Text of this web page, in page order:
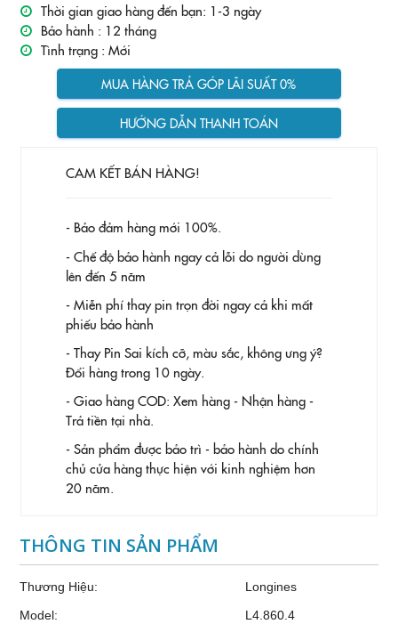
Thời gian giao hàng đến bạn: 1-3 ngày
Bảo hành : 12 tháng
Tình trạng : Mới
MUA HÀNG TRẢ GÓP LÃI SUẤT 0%
HƯỚNG DẪN THANH TOÁN
CAM KẾT BÁN HÀNG!
- Bảo đảm hàng mới 100%.
- Chế độ bảo hành ngay cả lỗi do người dùng
lên đến 5 năm
- Miễn phí thay pin trọn đời ngay cả khi mất
phiếu bảo hành
- Thay Pin Sai kích cỡ, màu sắc, không ưng ý?
Đổi hàng trong 10 ngày.
- Giao hàng COD: Xem hàng - Nhận hàng -
Trả tiền tại nhà.
- Sản phẩm được bảo trì - bảo hành do chính
chủ cửa hàng thực hiện với kinh nghiệm hơn
20 năm.
THÔNG TIN SẢN PHẨM
Thương Hiệu:
Longines
Model:
L4.860.4